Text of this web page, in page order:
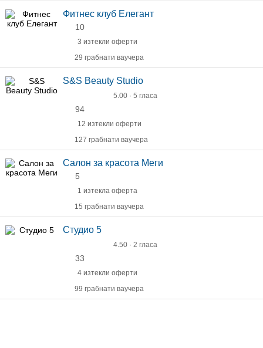
Фитнес клуб Елегант
10
3 изтекли оферти
29 грабнати ваучера
S&S Beauty Studio
5.00 · 5 гласа
94
12 изтекли оферти
127 грабнати ваучера
Салон за красота Меги
5
1 изтекла оферта
15 грабнати ваучера
Студио 5
4.50 · 2 гласа
33
4 изтекли оферти
99 грабнати ваучера